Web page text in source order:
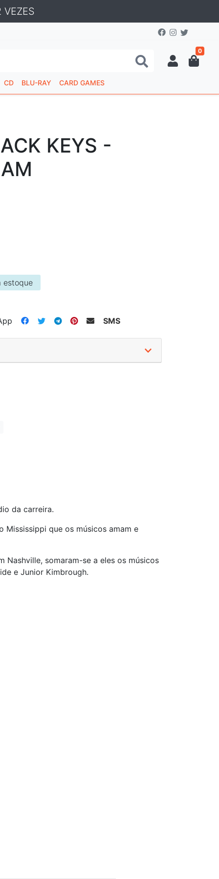
VEZES
0
CD BLU-RAY CARD GAMES
KEYS -
estoque
SMS
da carreira.
Mississippi que os músicos amam e
Nashville, somaram-se a eles os músicos
e Junior Kimbrough.